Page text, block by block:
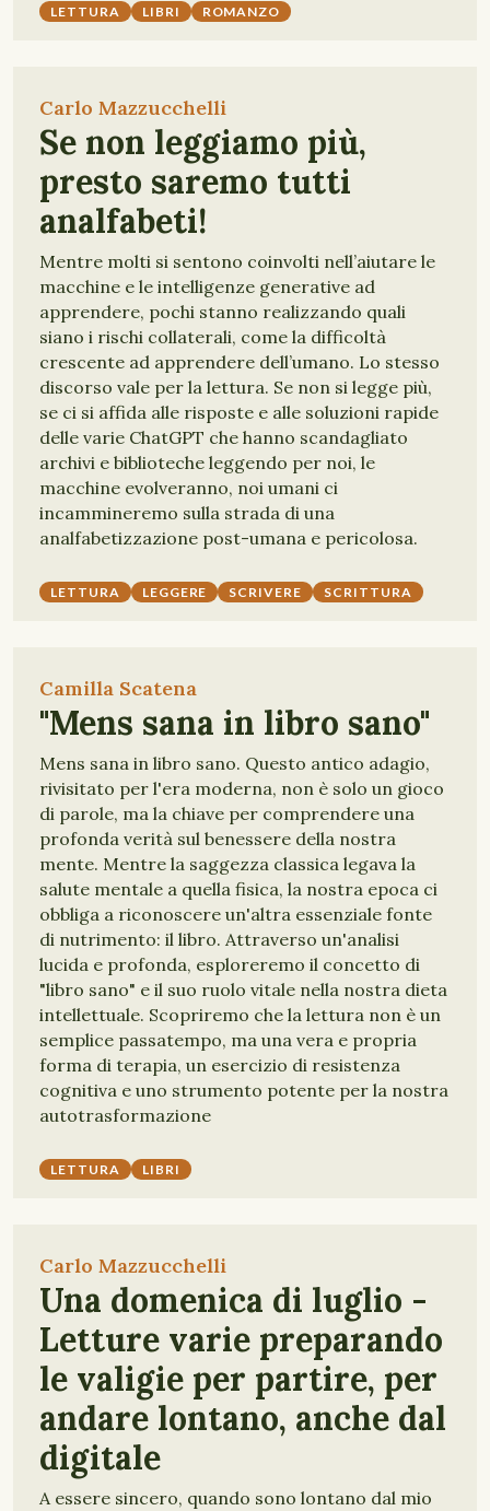
LETTURA LIBRI ROMANZO
Carlo Mazzucchelli
Se non leggiamo più,
presto saremo tutti
analfabeti!
Mentre molti si sentono coinvolti nell’aiutare le
macchine e le intelligenze generative ad
apprendere, pochi stanno realizzando quali
siano i rischi collaterali, come la difficoltà
crescente ad apprendere dell’umano. Lo stesso
discorso vale per la lettura. Se non si legge più,
se ci si affida alle risposte e alle soluzioni rapide
delle varie ChatGPT che hanno scandagliato
archivi e biblioteche leggendo per noi, le
macchine evolveranno, noi umani ci
incammineremo sulla strada di una
analfabetizzazione post-umana e pericolosa.
LETTURA LEGGERE SCRIVERE SCRITTURA
Camilla Scatena
"Mens sana in libro sano"
Mens sana in libro sano. Questo antico adagio,
rivisitato per l'era moderna, non è solo un gioco
di parole, ma la chiave per comprendere una
profonda verità sul benessere della nostra
mente. Mentre la saggezza classica legava la
salute mentale a quella fisica, la nostra epoca ci
obbliga a riconoscere un'altra essenziale fonte
di nutrimento: il libro. Attraverso un'analisi
lucida e profonda, esploreremo il concetto di
"libro sano" e il suo ruolo vitale nella nostra dieta
intellettuale. Scopriremo che la lettura non è un
semplice passatempo, ma una vera e propria
forma di terapia, un esercizio di resistenza
cognitiva e uno strumento potente per la nostra
autotrasformazione
LETTURA LIBRI
Carlo Mazzucchelli
Una domenica di luglio -
Letture varie preparando
le valigie per partire, per
andare lontano, anche dal
digitale
A essere sincero, quando sono lontano dal mio